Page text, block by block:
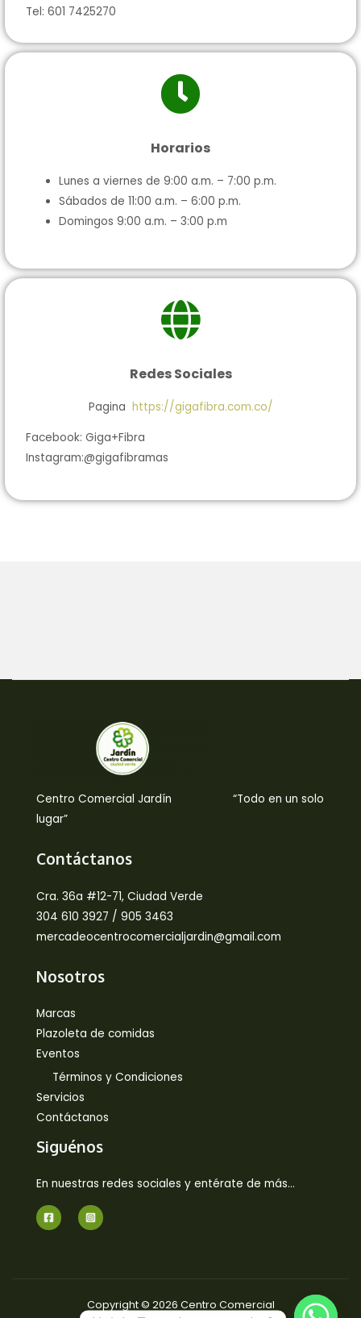
Tel: 601 7425270
Horarios
Lunes a viernes de 9:00 a.m. – 7:00 p.m.
Sábados de 11:00 a.m. – 6:00 p.m.
Domingos 9:00 a.m. – 3:00 p.m
Redes Sociales
Pagina https://gigafibra.com.co/
Facebook: Giga+Fibra
Instagram:@gigafibramas
Centro Comercial Jardín “Todo en un solo
lugar”
Contáctanos
Cra. 36a #12-71, Ciudad Verde
304 610 3927 / 905 3463
mercadeocentrocomercialjardin@gmail.com
Nosotros
Marcas
Plazoleta de comidas
Eventos
Términos y Condiciones
Servicios
Contáctanos
Siguénos
En nuestras redes sociales y entérate de más…
Copyright © 2026 Centro Comercial